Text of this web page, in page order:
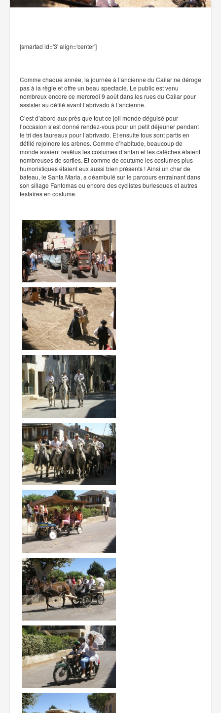
[smartad id='3' align='center']
Comme chaque année, la journée à l’ancienne du Cailar ne déroge
pas à la règle et offre un beau spectacle. Le public est venu
nombreux encore ce mercredi 9 août dans les rues du Cailar pour
assister au défilé avant l’abrivado à l’ancienne.
C’est d’abord aux près que tout ce joli monde déguisé pour
l’occasion s’est donné rendez-vous pour un petit déjeuner pendant
le tri des taureaux pour l’abrivado. Et ensuite tous sont partis en
défilé rejoindre les arènes. Comme d’habitude, beaucoup de
monde avaient revêtus les costumes d’antan et les calèches étaient
nombreuses de sorties. Et comme de coutume les costumes plus
humoristiques étaient eux aussi bien présents ! Ainsi un char de
bateau, le Santa Maria, a déambulé sur le parcours entrainant dans
son sillage Fantomas ou encore des cyclistes burlesques et autres
festaïres en costume.